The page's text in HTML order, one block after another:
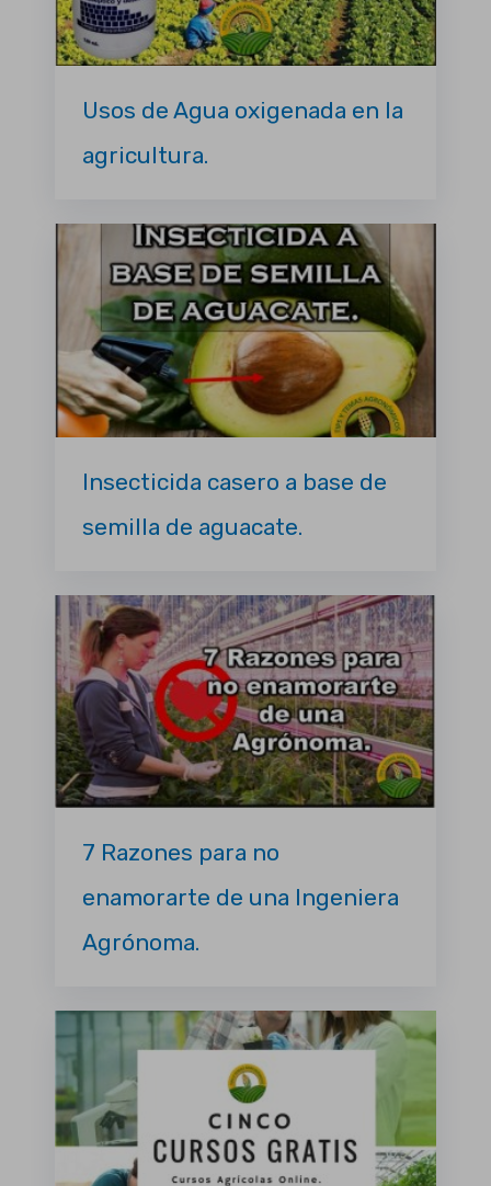
Usos de Agua oxigenada en la
agricultura.
Insecticida casero a base de
semilla de aguacate.
7 Razones para no
enamorarte de una Ingeniera
Agrónoma.